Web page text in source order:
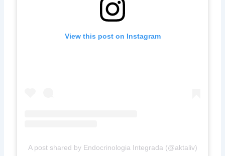
View this post on Instagram
A post shared by Endocrinologia Integrada (@aktaliv)